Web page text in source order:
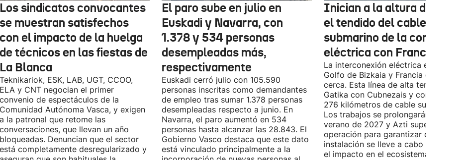
Los sindicatos convocantes
se muestran satisfechos
con el impacto de la huelga
de técnicos en las fiestas de
La Blanca
Teknikariok, ESK, LAB, UGT, CCOO,
ELA y CNT negocian el primer
convenio de espectáculos de la
Comunidad Autónoma Vasca, y exigen
a la patronal que retome las
conversaciones, que llevan un año
bloqueadas. Denuncian que el sector
está completamente desregularizado y
El paro sube en julio en
Euskadi y Navarra, con
1.378 y 534 personas
desempleadas más,
respectivamente
Euskadi cerró julio con 105.590
personas inscritas como demandantes
de empleo tras sumar 1.378 personas
desempleadas respecto a junio. En
Navarra, el paro aumentó en 534
personas hasta alcanzar las 28.843. El
Gobierno Vasco destaca que este dato
está vinculado principalmente a la
Inician a la altura de
el tendido del cable
submarino de la conexión
eléctrica con Francia
La interconexión eléctrica entre el
Golfo de Bizkaia y Francia está más
cerca. Esta línea de alta tensión unirá
Gatika con Cubnezais y contará con
276 kilómetros de cable submarino.
Los trabajos se prolongarán hasta
verano de 2027 y Azti supervisará la
operación para garantizar que la
instalación se lleve a cabo
el impacto en el ecosistema marino.